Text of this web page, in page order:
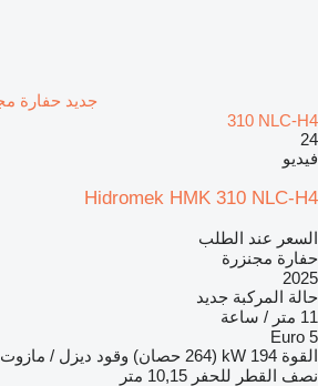
310 NLC-H4
24
فيديو
Hidromek HMK 310 NLC-H4
السعر عند الطلب
حفارة مجنزرة
2025
حالة المركبة جديد
11 متر / ساعة
Euro 5
القوة 194 kW (264 حصان) وقود ديزل / مازوت
نصف القطر للحفر 10,15 متر